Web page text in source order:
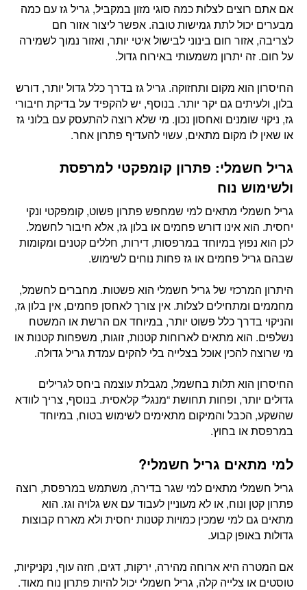
אם אתם רוצים לצלות כמה סוגי מזון במקביל, גריל גז עם כמה
מבערים יכול לתת גמישות טובה. אפשר ליצור אזור חם
לצריבה, אזור חום בינוני לבישול איטי יותר, ואזור נמוך לשמירה
על חום. זה יתרון משמעותי באירוח גדול.
החיסרון הוא מקום ותחזוקה. גריל גז בדרך כלל גדול יותר, דורש
בלון, ולעיתים גם יקר יותר. בנוסף, יש להקפיד על בדיקת חיבורי
גז, ניקוי שומנים ואחסון נכון. מי שלא רוצה להתעסק עם בלוני גז
או שאין לו מקום מתאים, עשוי להעדיף פתרון אחר.
גריל חשמלי: פתרון קומפקטי למרפסת
ולשימוש נוח
גריל חשמלי מתאים למי שמחפש פתרון פשוט, קומפקטי ונקי
יחסית. הוא אינו דורש פחמים או בלון גז, אלא חיבור לחשמל.
לכן הוא נפוץ במיוחד במרפסות, דירות, חללים קטנים ומקומות
שבהם גריל פחמים או גז פחות נוחים לשימוש.
היתרון המרכזי של גריל חשמלי הוא פשטות. מחברים לחשמל,
מחממים ומתחילים לצלות. אין צורך לאחסן פחמים, אין בלון גז,
והניקוי בדרך כלל פשוט יותר, במיוחד אם הרשת או המשטח
נשלפים. הוא מתאים לארוחות קטנות, זוגות, משפחות קטנות או
מי שרוצה להכין אוכל בצלייה בלי להקים עמדת גריל גדולה.
החיסרון הוא תלות בחשמל, מגבלת עוצמה ביחס לגרילים
גדולים יותר, ופחות תחושת “מנגל” קלאסית. בנוסף, צריך לוודא
שהשקע, הכבל והמיקום מתאימים לשימוש בטוח, במיוחד
במרפסת או בחוץ.
למי מתאים גריל חשמלי?
גריל חשמלי מתאים למי שגר בדירה, משתמש במרפסת, רוצה
פתרון קטן ונוח, או לא מעוניין לעבוד עם אש גלויה וגז. הוא
מתאים גם למי שמכין כמויות קטנות יחסית ולא מארח קבוצות
גדולות באופן קבוע.
אם המטרה היא ארוחה מהירה, ירקות, דגים, חזה עוף, נקניקיות,
טוסטים או צלייה קלה, גריל חשמלי יכול להיות פתרון נוח מאוד.